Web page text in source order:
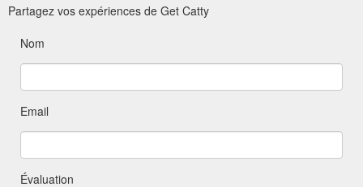
Partagez vos expériences de Get Catty
Nom
Email
Évaluation